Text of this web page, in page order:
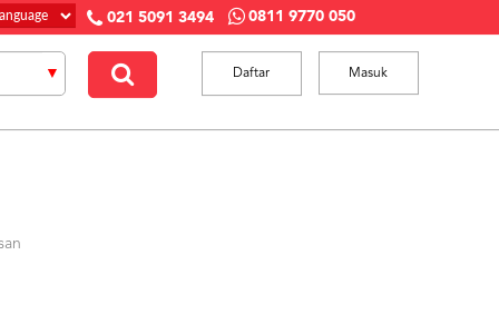
021 5091 3494 0811 9770 050
Masuk
Daftar